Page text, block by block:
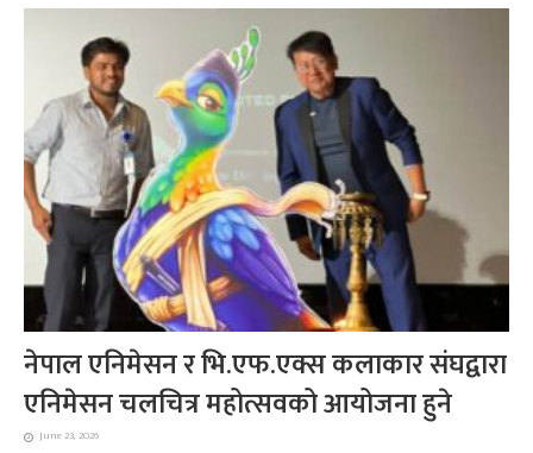
नेपाल एनिमेसन र भि.एफ.एक्स कलाकार संघद्वारा
एनिमेसन चलचित्र महोत्सवको आयोजना हुने
June 23, 2026